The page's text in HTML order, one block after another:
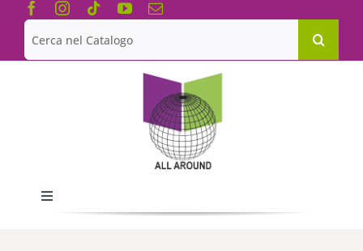
Salta
contenuto
Cerca
per:
Toggle
Navigation